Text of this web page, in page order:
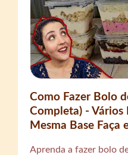
Como Fazer Bolo
Completa) - Vários
Mesma Base Faça
Aprenda a fazer bolo